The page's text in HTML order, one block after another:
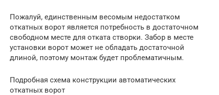
Пожалуй, единственным весомым недостатком
откатных ворот является потребность в достаточном
свободном месте для отката створки. Забор в месте
установки ворот может не обладать достаточной
длиной, поэтому монтаж будет проблематичным.
Подробная схема конструкции автоматических
откатных ворот